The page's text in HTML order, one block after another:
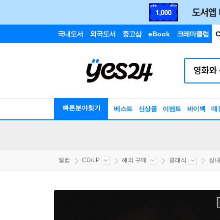
국내도서 외국도서 중고샵 eBook 크레마클럽
빠른분야찾기 베스트 신상품 이벤트 바이백 매
웰컴 CD/LP 해외 구매 클래식 실